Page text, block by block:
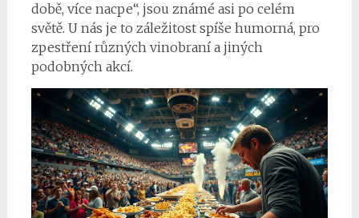
době, více nacpe“, jsou známé asi po celém
světě. U nás je to záležitost spíše humorná, pro
zpestření různých vinobraní a jiných
podobných akcí.